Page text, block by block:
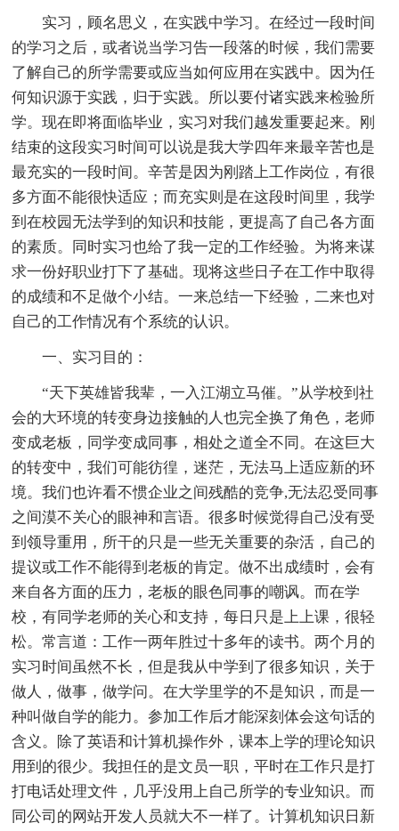
实习，顾名思义，在实践中学习。在经过一段时间
的学习之后，或者说当学习告一段落的时候，我们需要
了解自己的所学需要或应当如何应用在实践中。因为任
何知识源于实践，归于实践。所以要付诸实践来检验所
学。现在即将面临毕业，实习对我们越发重要起来。刚
结束的这段实习时间可以说是我大学四年来最辛苦也是
最充实的一段时间。辛苦是因为刚踏上工作岗位，有很
多方面不能很快适应；而充实则是在这段时间里，我学
到在校园无法学到的知识和技能，更提高了自己各方面
的素质。同时实习也给了我一定的工作经验。为将来谋
求一份好职业打下了基础。现将这些日子在工作中取得
的成绩和不足做个小结。一来总结一下经验，二来也对
自己的工作情况有个系统的认识。
一、实习目的：
“天下英雄皆我辈，一入江湖立马催。”从学校到社
会的大环境的转变身边接触的人也完全换了角色，老师
变成老板，同学变成同事，相处之道全不同。在这巨大
的转变中，我们可能彷徨，迷茫，无法马上适应新的环
境。我们也许看不惯企业之间残酷的竞争,无法忍受同事
之间漠不关心的眼神和言语。很多时候觉得自己没有受
到领导重用，所干的只是一些无关重要的杂活，自己的
提议或工作不能得到老板的肯定。做不出成绩时，会有
来自各方面的压力，老板的眼色同事的嘲讽。而在学
校，有同学老师的关心和支持，每日只是上上课，很轻
松。常言道：工作一两年胜过十多年的读书。两个月的
实习时间虽然不长，但是我从中学到了很多知识，关于
做人，做事，做学问。在大学里学的不是知识，而是一
种叫做自学的能力。参加工作后才能深刻体会这句话的
含义。除了英语和计算机操作外，课本上学的理论知识
用到的很少。我担任的是文员一职，平时在工作只是打
打电话处理文件，几乎没用上自己所学的专业知识。而
同公司的网站开发人员就大不一样了。计算机知识日新